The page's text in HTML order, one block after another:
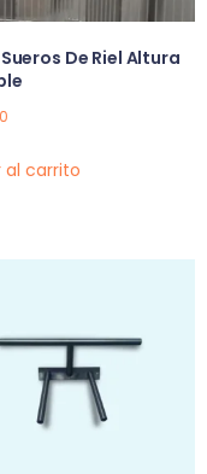
De Riel Altura
al carrito